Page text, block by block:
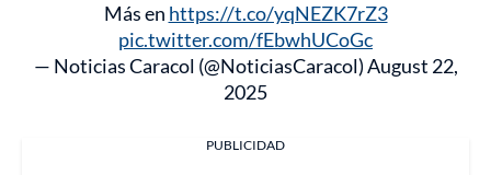
Más en https://t.co/yqNEZK7rZ3
pic.twitter.com/fEbwhUCoGc
— Noticias Caracol (@NoticiasCaracol)August 22,
2025
PUBLICIDAD